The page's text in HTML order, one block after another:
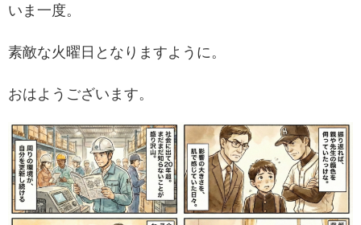
いま一度。
素敵な火曜日となりますように。
おはようございます。